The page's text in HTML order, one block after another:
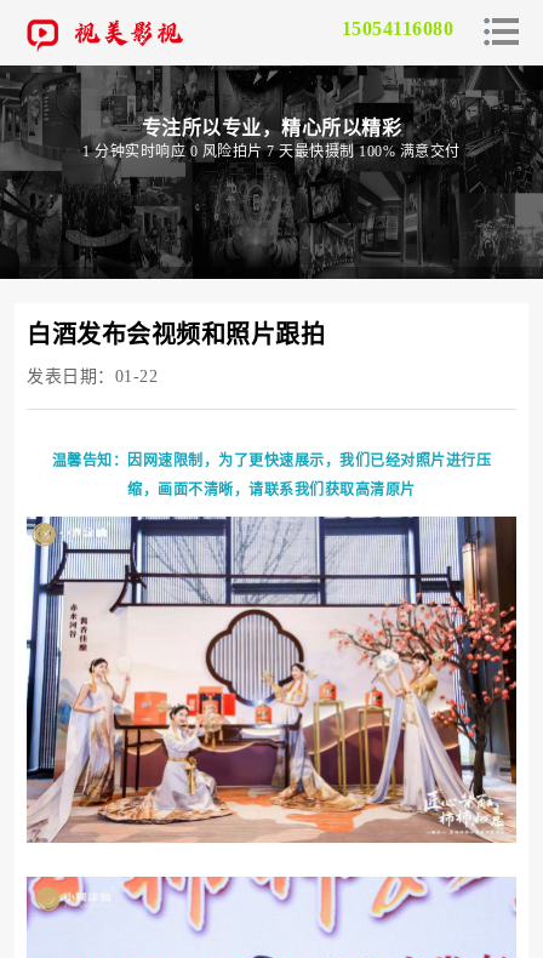
15054116080
专注所以专业，精心所以精彩
1 分钟实时响应 0 风险拍片 7 天最快摄制 100% 满意交付
白酒发布会视频和照片跟拍
发表日期：01-22
温馨告知：因网速限制，为了更快速展示，我们已经对照片进行压
缩，画面不清晰，请联系我们获取高清原片